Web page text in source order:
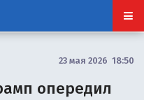
23 мая 2026 18:50
опередил